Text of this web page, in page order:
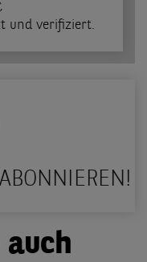
und verifiziert.
auch